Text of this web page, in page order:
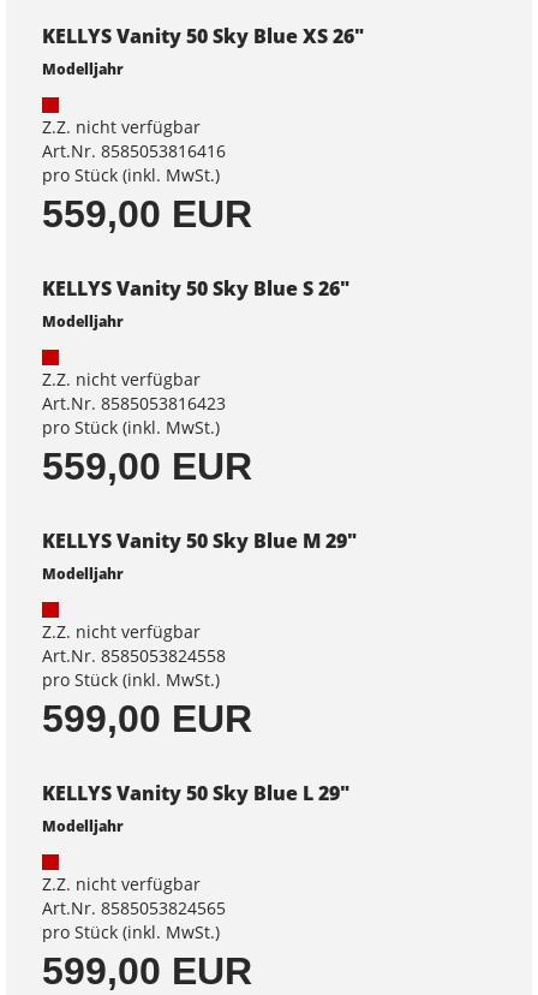
KELLYS Vanity 50 Sky Blue XS 26"
Modelljahr
Z.Z. nicht verfügbar
Art.Nr. 8585053816416
pro Stück (inkl. MwSt.)
559,00 EUR
KELLYS Vanity 50 Sky Blue S 26"
Modelljahr
Z.Z. nicht verfügbar
Art.Nr. 8585053816423
pro Stück (inkl. MwSt.)
559,00 EUR
KELLYS Vanity 50 Sky Blue M 29"
Modelljahr
Z.Z. nicht verfügbar
Art.Nr. 8585053824558
pro Stück (inkl. MwSt.)
599,00 EUR
KELLYS Vanity 50 Sky Blue L 29"
Modelljahr
Z.Z. nicht verfügbar
Art.Nr. 8585053824565
pro Stück (inkl. MwSt.)
599,00 EUR